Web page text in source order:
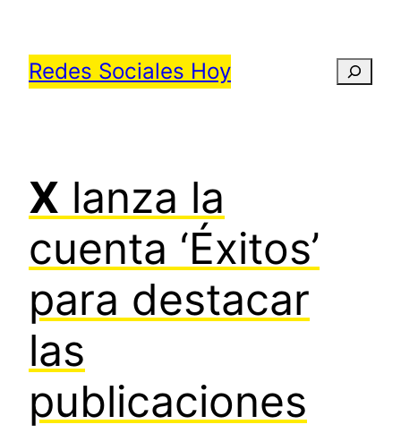
contenido
Redes Sociales Hoy
X lanza la
cuenta ‘Éxitos’
para destacar
las
publicaciones